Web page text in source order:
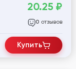
20.25 ₽
0 отзывов
Купить